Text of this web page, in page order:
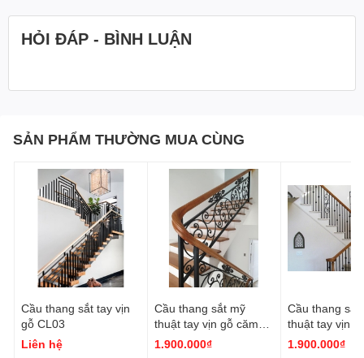
HỎI ĐÁP - BÌNH LUẬN
SẢN PHẨM THƯỜNG MUA CÙNG
Cầu thang sắt tay vịn
gỗ CL03
Liên hệ
Cầu thang sắt mỹ
thuật tay vịn gỗ căm
xe CL01
1.900.000₫
Cầu thang sắt
thuật tay vịn
CL02
1.900.000₫